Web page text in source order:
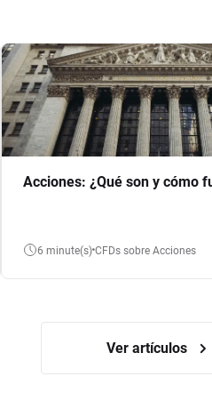
Acciones: ¿Qué son y cómo
6 minute(s) CFDs sobre Acciones
Ver artículos